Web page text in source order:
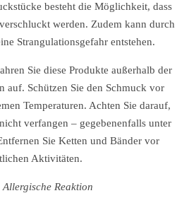
besteht die Möglichkeit, dass
werden. Zudem kann durch
Strangulationsgefahr entstehen.
Sie diese Produkte außerhalb der
auf. Schützen Sie den Schmuck vor
Temperaturen. Achten Sie darauf,
verfangen – gegebenenfalls unter
Sie Ketten und Bänder vor
Aktivitäten.
Allergische Reaktion